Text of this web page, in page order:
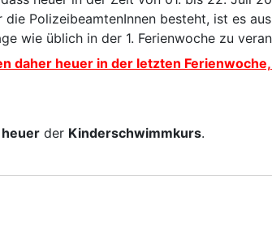
Radsport
Triathlon
PolizeibeamtenInnen besteht, ist es
wie üblich in der 1. Ferienwoche zu
daher heuer in der letzten
der Kinderschwimmkurs.